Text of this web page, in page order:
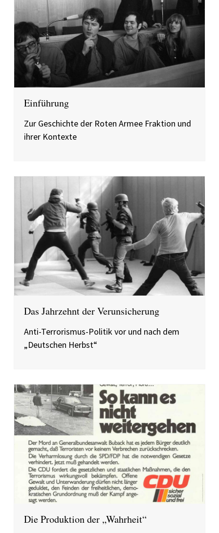
Einführung
Zur Geschichte der Roten Armee Fraktion und
ihrer Kontexte
Das Jahrzehnt der Verunsicherung
Anti-Terrorismus-Politik vor und nach dem
„Deutschen Herbst“
Die Produktion der „Wahrheit“